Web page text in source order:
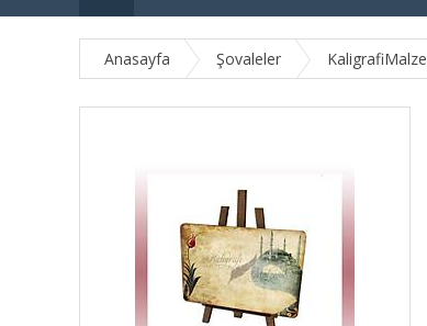
Anasayfa Şovaleler